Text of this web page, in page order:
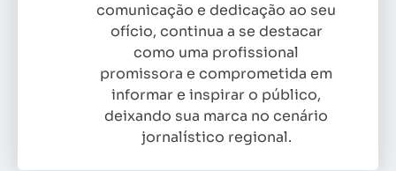
comunicação e dedicação ao seu
ofício, continua a se destacar
como uma profissional
promissora e comprometida em
informar e inspirar o público,
deixando sua marca no cenário
jornalístico regional.